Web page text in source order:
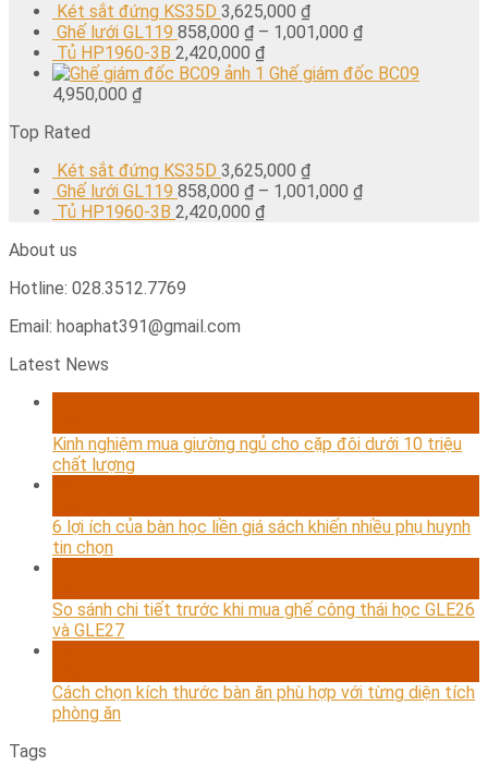
Két sắt đứng KS35D 3,625,000 ₫
Ghế lưới GL119 858,000 ₫ – 1,001,000 ₫
Tủ HP1960-3B 2,420,000 ₫
Ghế giám đốc BC09
4,950,000 ₫
Top Rated
Két sắt đứng KS35D 3,625,000 ₫
Ghế lưới GL119 858,000 ₫ – 1,001,000 ₫
Tủ HP1960-3B 2,420,000 ₫
About us
Hotline: 028.3512.7769
Email: hoaphat391@gmail.com
Latest News
Kinh nghiệm mua giường ngủ cho cặp đôi dưới 10 triệu
chất lượng
6 lợi ích của bàn học liền giá sách khiến nhiều phụ huynh
tin chọn
So sánh chi tiết trước khi mua ghế công thái học GLE26
và GLE27
Cách chọn kích thước bàn ăn phù hợp với từng diện tích
phòng ăn
Tags